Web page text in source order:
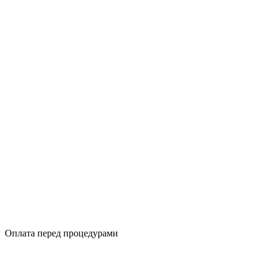
Оплата перед процедурами